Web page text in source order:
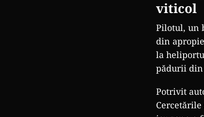
viticol
Pilotul, un
din
la
pădurii din
Potrivit